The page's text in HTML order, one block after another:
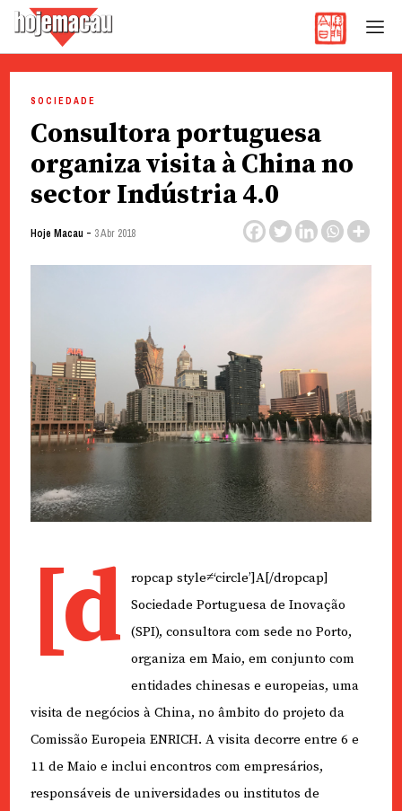
content
SOCIEDADE
Consultora portuguesa
organiza visita à China no
sector Indústria 4.0
Hoje Macau - 3 Abr 2018
[d
ropcap style≠‘circle’]A[/dropcap]
Sociedade Portuguesa de Inovação
(SPI), consultora com sede no Porto,
organiza em Maio, em conjunto com
entidades chinesas e europeias, uma
visita de negócios à China, no âmbito do projeto da
Comissão Europeia ENRICH. A visita decorre entre 6 e
11 de Maio e inclui encontros com empresários,
responsáveis de universidades ou institutos de